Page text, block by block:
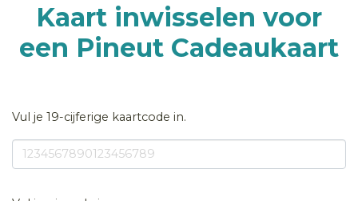
Kaart inwisselen voor
een Pineut Cadeaukaart
Vul je 19-cijferige kaartcode in.